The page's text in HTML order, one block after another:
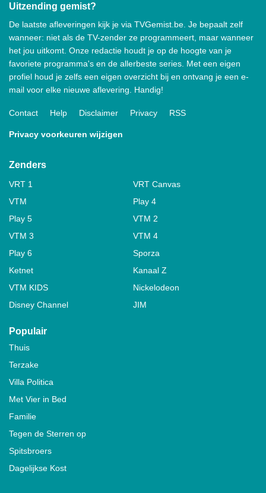
Uitzending gemist?
De laatste afleveringen kijk je via TVGemist.be. Je bepaalt zelf
wanneer: niet als de TV-zender ze programmeert, maar wanneer
het jou uitkomt. Onze redactie houdt je op de hoogte van je
favoriete programma's en de allerbeste series. Met een eigen
profiel houd je zelfs een eigen overzicht bij en ontvang je een e-
mail voor elke nieuwe aflevering. Handig!
Contact Help Disclaimer Privacy RSS
Privacy voorkeuren wijzigen
Zenders
VRT 1
VRT Canvas
VTM
Play 4
Play 5
VTM 2
VTM 3
VTM 4
Play 6
Sporza
Ketnet
Kanaal Z
VTM KIDS
Nickelodeon
Disney Channel
JIM
Populair
Thuis
Terzake
Villa Politica
Met Vier in Bed
Familie
Tegen de Sterren op
Spitsbroers
Dagelijkse Kost